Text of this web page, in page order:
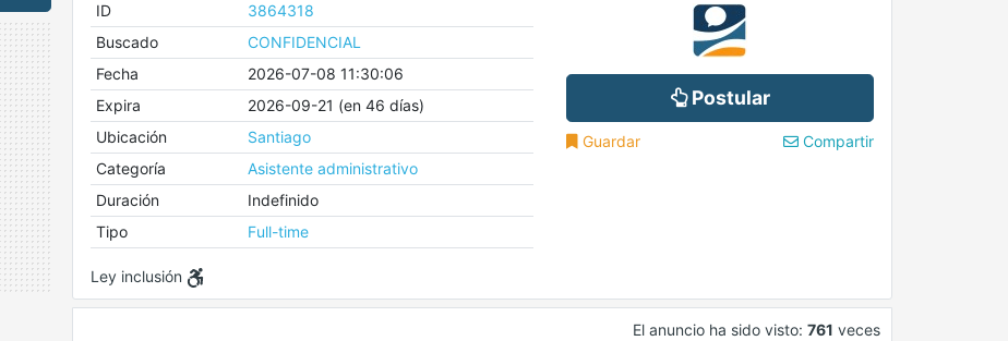
ID
3864318
Buscado
CONFIDENCIAL
Fecha
2026-07-08 11:30:06
Expira
2026-09-21 (en 46 días)
Ubicación
Santiago
Categoría
Asistente administrativo
Duración
Indefinido
Tipo
Full-time
Ley inclusión
Postular
Guardar Compartir
El anuncio ha sido visto: 761 veces